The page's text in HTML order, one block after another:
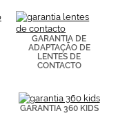
GARANTIA DE
ADAPTAÇÃO DE
LENTES DE
CONTACTO
GARANTIA 360 KIDS